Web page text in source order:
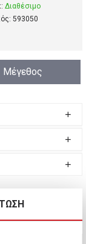
Διαθέσιμο
593050
Μέγεθος